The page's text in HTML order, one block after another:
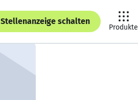
Stellenanzeige schalten
Produkte